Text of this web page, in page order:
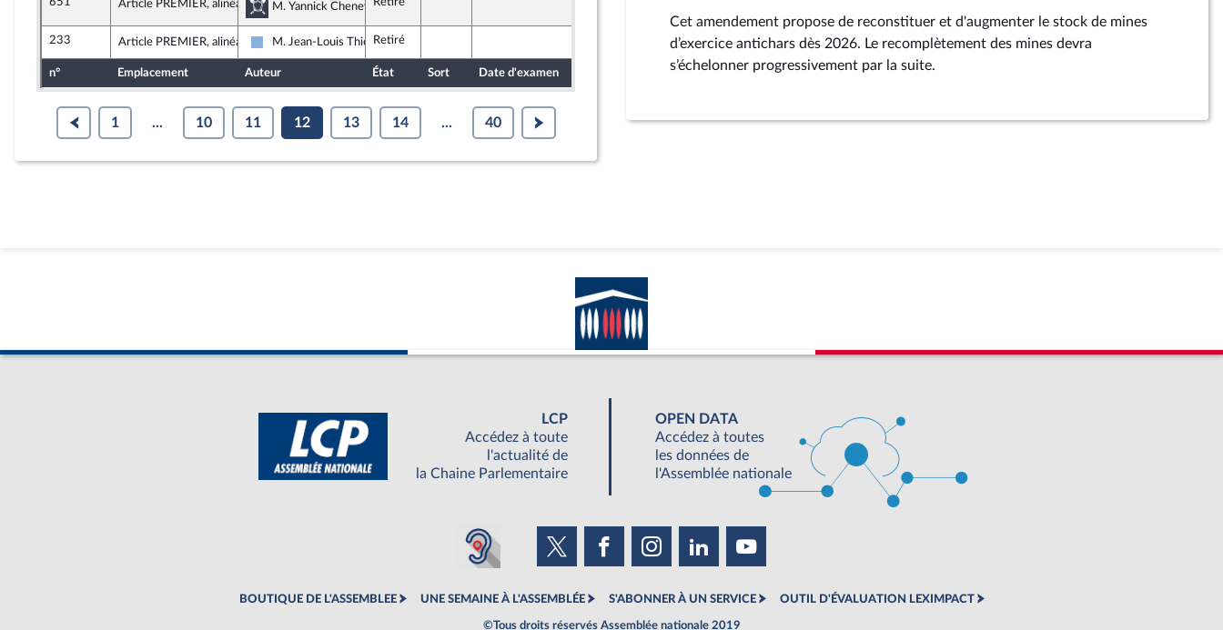
Article PREMIER, alinéa 32 Commission de la défense nationale et des forces armées
M. Yannick Chenevard, rapporteur de la commission de la défense nationale et des forces armées
233 Article PREMIER, alinéa 36
Droite Républicaine
M. Jean-Louis ThiériotRetiré
n° Emplacement Auteur État Sort Date d'examen
1 ... 10 11 12 13 14 ... 40
Cet amendement propose de reconstituer et d'augmenter le stock de mines
d’exercice antichars dès 2026. Le recomplètement des mines devra
s’échelonner progressivement par la suite.
LCP
Accédez à toute
l'actualité de
la Chaine Parlementaire
OPEN DATA
Accédez à toutes
les données de
l'Assemblée nationale
BOUTIQUE DE L'ASSEMBLEE UNE SEMAINE À L'ASSEMBLÉE S'ABONNER À UN SERVICE OUTIL D'ÉVALUATION LEXIMPACT
©Tous droits réservés Assemblée nationale 2019